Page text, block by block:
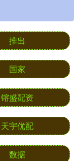
推出
国家
镕盛配资
天宇优配
数据